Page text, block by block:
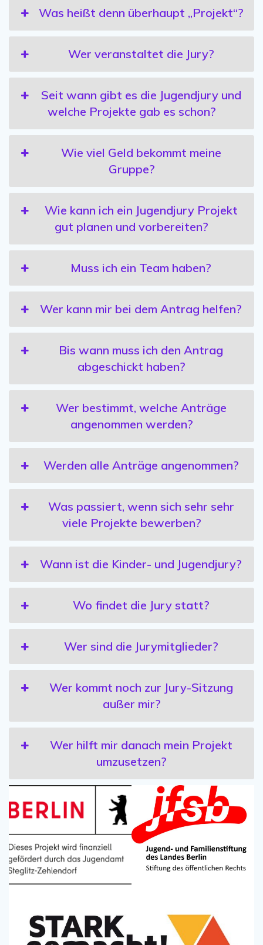
Was heißt denn überhaupt „Projekt“?
Wer veranstaltet die Jury?
Seit wann gibt es die Jugendjury und
welche Projekte gab es schon?
Wie viel Geld bekommt meine
Gruppe?
Wie kann ich ein Jugendjury Projekt
gut planen und vorbereiten?
Muss ich ein Team haben?
Wer kann mir bei dem Antrag helfen?
Bis wann muss ich den Antrag
abgeschickt haben?
Wer bestimmt, welche Anträge
angenommen werden?
Werden alle Anträge angenommen?
Was passiert, wenn sich sehr sehr
viele Projekte bewerben?
Wann ist die Kinder- und Jugendjury?
Wo findet die Jury statt?
Wer sind die Jurymitglieder?
Wer kommt noch zur Jury-Sitzung
außer mir?
Wer hilft mir danach mein Projekt
umzusetzen?